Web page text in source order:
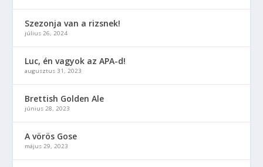
Szezonja van a rizsnek!
július 26, 2024
Luc, én vagyok az APA-d!
augusztus 31, 2023
Brettish Golden Ale
június 28, 2023
A vörös Gose
május 29, 2023